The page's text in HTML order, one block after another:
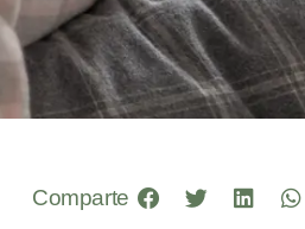
Comparte